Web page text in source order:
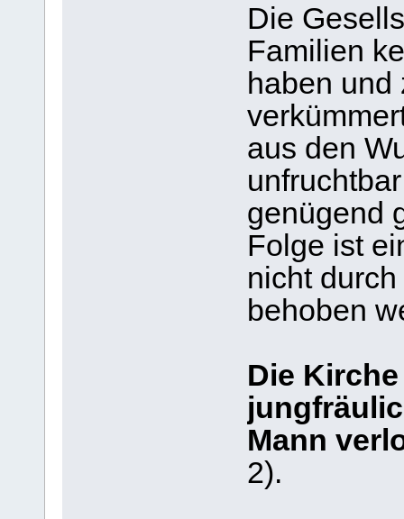
Die
Familien
haben
aus den
genügend
Folge ist
nicht
behoben
Die
Mann
2).